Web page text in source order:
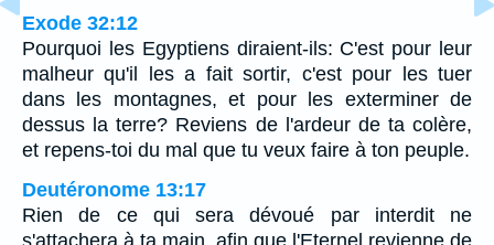
Exode 32:12
Pourquoi les Egyptiens diraient-ils: C'est pour leur
malheur qu'il les a fait sortir, c'est pour les tuer
dans les montagnes, et pour les exterminer de
dessus la terre? Reviens de l'ardeur de ta colère,
et repens-toi du mal que tu veux faire à ton peuple.
Deutéronome 13:17
Rien de ce qui sera dévoué par interdit ne
s'attachera à ta main, afin que l'Eternel revienne de